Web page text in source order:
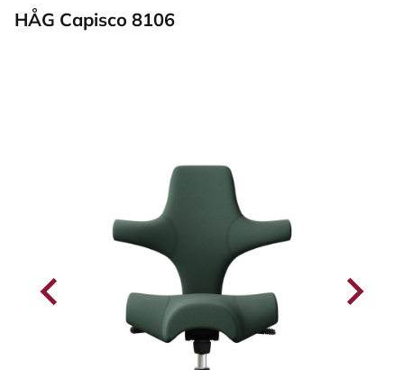
HÅG Capisco 8106